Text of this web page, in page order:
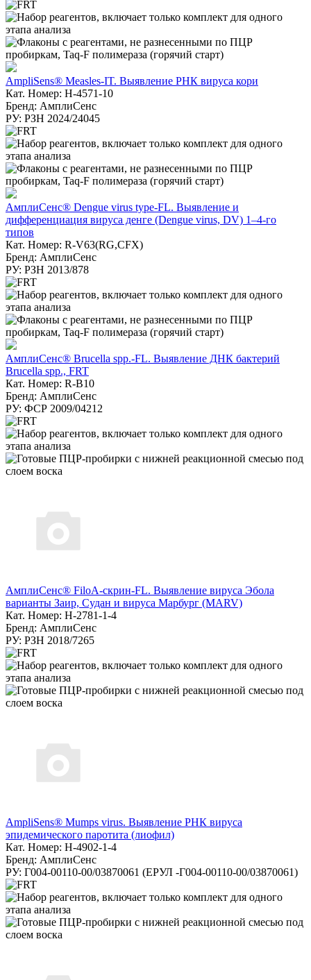
AmpliSens® Measles-IT. Выявление РНК вируса кори
Кат. Номер: H-4571-10
Бренд: АмплиСенс
РУ: РЗН 2024/24045
АмплиСенс® Dengue virus type-FL. Выявление и
дифференциация вируса денге (Dengue virus, DV) 1–4-го
типов
Кат. Номер: R-V63(RG,CFX)
Бренд: АмплиСенс
РУ: РЗН 2013/878
АмплиСенс® Brucella spp.-FL. Выявление ДНК бактерий
Brucella spp., FRT
Кат. Номер: R-B10
Бренд: АмплиСенс
РУ: ФСР 2009/04212
АмплиСенс® FiloA-скрин-FL. Выявление вируса Эбола
варианты Заир, Судан и вируса Марбург (MARV)
Кат. Номер: H-2781-1-4
Бренд: АмплиСенс
РУ: РЗН 2018/7265
AmpliSens® Mumps virus. Выявление РНК вируса
эпидемического паротита (лиофил)
Кат. Номер: H-4902-1-4
Бренд: АмплиСенс
РУ: Г004-00110-00/03870061 (ЕРУЛ -Г004-00110-00/03870061)